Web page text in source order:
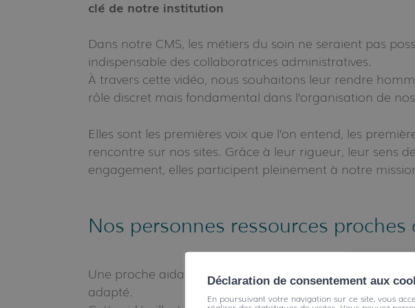
clé de notre institution
Dans notre CMS, les métiers du soin ne seraient pas
indispensable des collaboratrices administratives.
À travers cette vidéo, nous souhaitons leur rendre
rôle discret mais fondamental dans l’organisation de
Elles sont les premières voix que l’on entend, les
rencontre sur nos sites. Grâce à leur rigueur, leur sens
engagement, elles participent pleinement à notre
Nos personnes ressources proches
Une proche aidante partage son vécu et l’importance
adapté.
Déclaration de consentement aux
En poursuivant votre navigation sur ce site, vous